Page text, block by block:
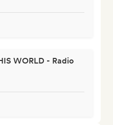
WORLD - Radio